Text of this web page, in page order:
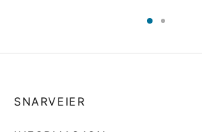
SNARVEIER